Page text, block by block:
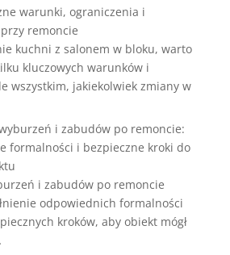
warunki, ograniczenia i
remoncie
kuchni z salonem w bloku, warto
kluczowych warunków i
wszystkim, jakiekolwiek zmiany w
i zabudów po remoncie:
formalności i bezpieczne kroki do
i zabudów po remoncie
odpowiednich formalności
kroków, aby obiekt mógł